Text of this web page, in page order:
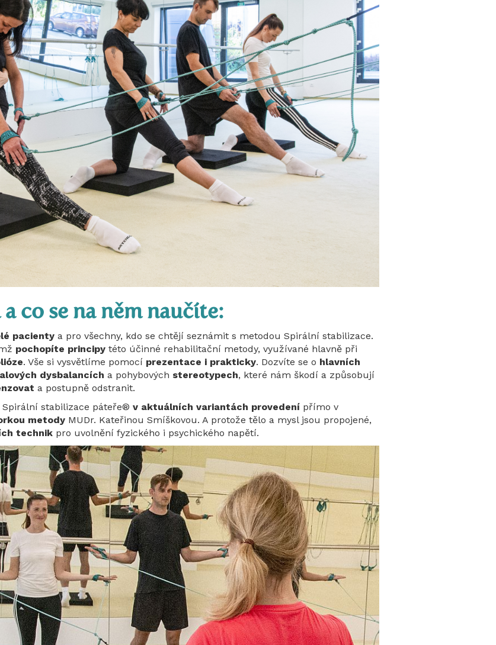
co se na něm naučíte:
pacienty a pro všechny, kdo se chtějí seznámit s metodou Spirální stabilizace.
pochopíte principy této účinné rehabilitační metody, využívané hlavně při
. Vše si vysvětlíme pomocí prezentace i prakticky. Dozvíte se o hlavních
dysbalancích a pohybových stereotypech, které nám škodí a způsobují
a postupně odstranit.
Spirální stabilizace páteře® v aktuálních variantách provedení přímo v
metody MUDr. Kateřinou Smíškovou. A protože tělo a mysl jsou propojené,
technik pro uvolnění fyzického i psychického napětí.